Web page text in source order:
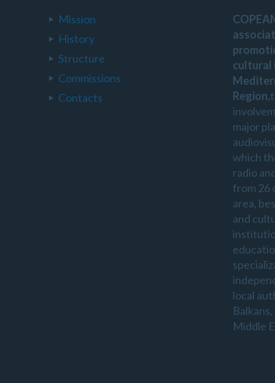
Mission
History
Structure
Commissions
Contacts
cultural
Region,
major
which
radio
from 26
area,
and
local
Middle